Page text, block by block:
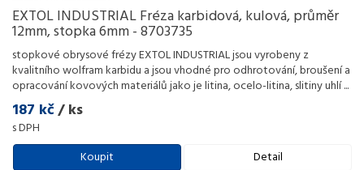
EXTOL INDUSTRIAL Fréza karbidová, kulová, průměr
12mm, stopka 6mm - 8703735
stopkové obrysové frézy EXTOL INDUSTRIAL jsou vyrobeny z
kvalitního wolfram karbidu a jsou vhodné pro odhrotování, broušení a
opracování kovových materiálů jako je litina, ocelo-litina, slitiny uhlí...
187 kč/ ks
s DPH
Koupit
Detail